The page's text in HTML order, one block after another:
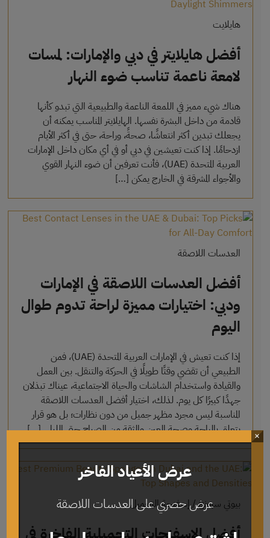
هايلايت
أفضل هايلايتر في دبي والإمارات: لمسات
لامعة ناعمة تناسب ضوء النهار
هناك شيء مميز في اللمعة الناعمة والطبيعية التي تبدو كأنها
قادمة من داخل البشرة نفسها. الهايلايتر المناسب يمكنه أن
يجعلك تبدين أكثر انتعاشًا، صحةً، وراحة، حتى في أكثر الأيام
ازدحامًا. إذا كنت تعيشين في دبي أو في أي مكان داخل الإمارات
العربية المتحدة (UAE)، فأنت تعرفين أن ضوء النهار القوي
والأجواء المشرقة في الخارج يمكن […]
العدسات اللاصقة
أفضل العدسات اللاصقة في الإمارات
ودبي: اختيارات مميزة لراحة تدوم طوال
اليوم
إذا كنت تعيش في الإمارات العربية المتحدة (UAE)، فمن
الطبيعي أن تقضي وقتًا طويلًا في الحركة والتنقل. بين العمل
والقيادة واستخدام الشاشات والحياة الاجتماعية، عيناك تبذلان
جهدًا كبيرًا كل يوم. لذلك، اختيار أفضل العدسات اللاصقة
المناسبة ليس مجرد مظهر جميل من دون نظارات؛ بل هو قرار
يتعلق بالراحة وصحة العين والثقة من الصباح حتى الليل. […]
بيوتي سبونج / إسفنجة التجميل
عرض الأعياد الفاخر
عرض حصري على العدسات اللاصقة
×